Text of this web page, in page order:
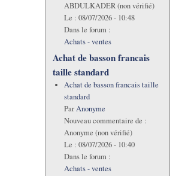
ABDULKADER (non vérifié)
Le : 08/07/2026 - 10:48
Dans le forum :
Achats - ventes
Achat de basson francais
taille standard
Achat de basson francais taille
standard
ParAnonyme
Nouveau commentaire de :
Anonyme (non vérifié)
Le : 08/07/2026 - 10:40
Dans le forum :
Achats - ventes